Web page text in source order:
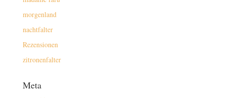
morgenland
nachtfalter
Rezensionen
zitronenfalter
Meta